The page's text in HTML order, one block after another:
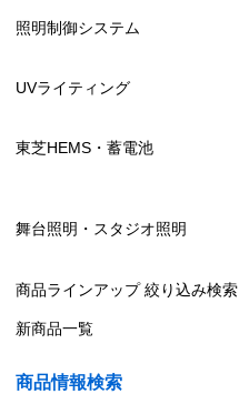
照明制御システム
UVライティング
東芝HEMS・蓄電池
舞台照明・スタジオ照明
商品ラインアップ 絞り込み検索
新商品一覧
商品情報検索